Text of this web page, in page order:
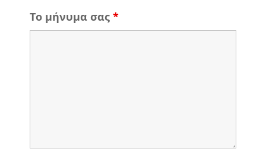
Το μήνυμα σας *